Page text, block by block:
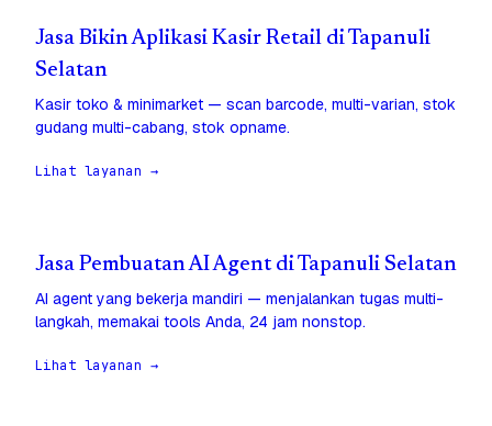
Jasa Bikin Aplikasi Kasir Retail di Tapanuli
Selatan
Kasir toko & minimarket — scan barcode, multi-varian, stok
gudang multi-cabang, stok opname.
Lihat layanan →
Jasa Pembuatan AI Agent di Tapanuli Selatan
AI agent yang bekerja mandiri — menjalankan tugas multi-
langkah, memakai tools Anda, 24 jam nonstop.
Lihat layanan →